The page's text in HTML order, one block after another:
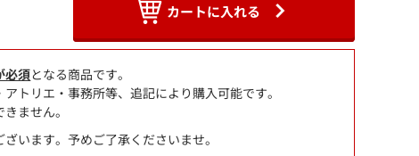
カートに入れる
必須となる商品です。
トリエ・事務所等、追記により購入可能です。
ません。
います。予めご了承くださいませ。